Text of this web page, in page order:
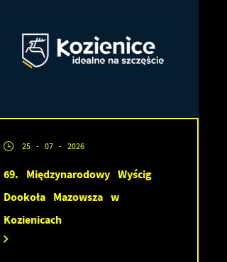
25 - 07 - 2026
69. Międzynarodowy Wyścig
Dookoła Mazowsza w
Kozienicach